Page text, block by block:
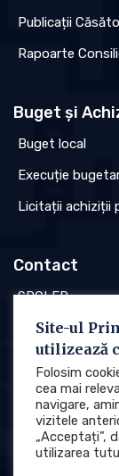
Publicații
Rapoarte
Buget și
Buget local
Execuție
Licitații achiziții
Contact
SPCLEP
Stare civilă
Poliția locală
Protecția datelor cu
Site-ul
utilizează
Folosim
cea mai
navigare,
vizitele
„Acceptați”,
utilizarea